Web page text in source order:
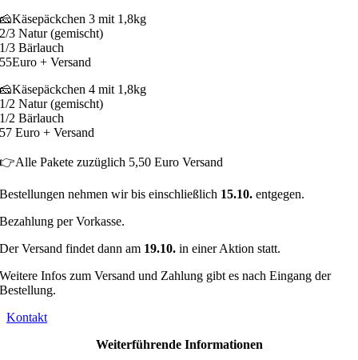
🧀Käsepäckchen 3 mit 1,8kg
2/3 Natur (gemischt)
1/3 Bärlauch
55Euro + Versand
🧀Käsepäckchen 4 mit 1,8kg
1/2 Natur (gemischt)
1/2 Bärlauch
57 Euro + Versand
👉Alle Pakete zuzüglich 5,50 Euro Versand
Bestellungen nehmen wir bis einschließlich 15.10. entgegen.
Bezahlung per Vorkasse.
Der Versand findet dann am 19.10. in einer Aktion statt.
Weitere Infos zum Versand und Zahlung gibt es nach Eingang der
Bestellung.
Kontakt
Weiterführende Informationen